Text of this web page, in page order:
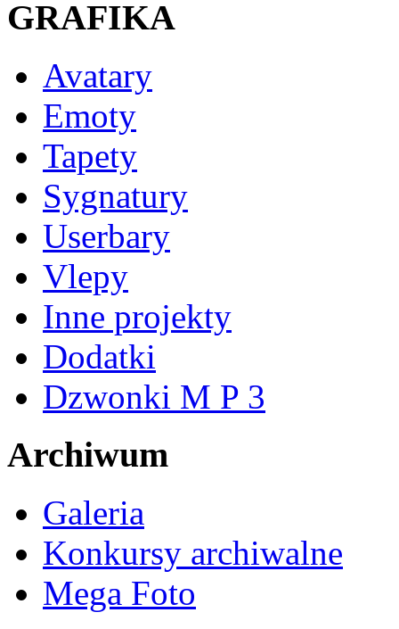
GRAFIKA
Avatary
Emoty
Tapety
Sygnatury
Userbary
Vlepy
Inne projekty
Dodatki
Dzwonki M P 3
Archiwum
Galeria
Konkursy archiwalne
Mega Foto